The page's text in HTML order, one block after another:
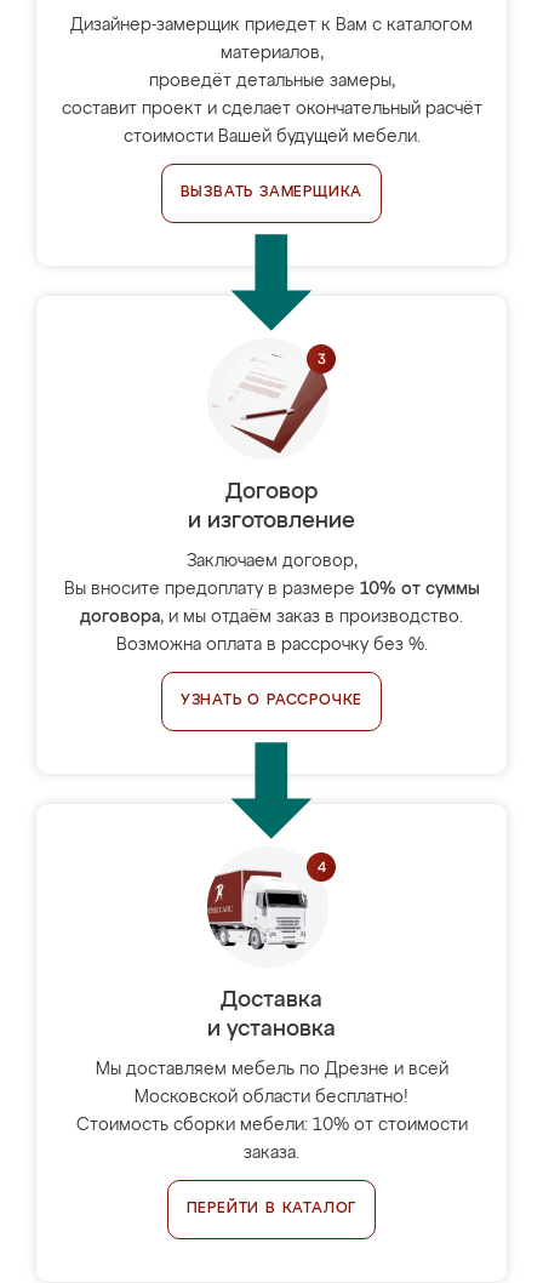
Дизайнер-замерщик приедет к Вам с каталогом
материалов,
проведёт детальные замеры,
составит проект и сделает окончательный расчёт
стоимости Вашей будущей мебели.
ВЫЗВАТЬ ЗАМЕРЩИКА
Договор
и изготовление
Заключаем договор,
Вы вносите предоплату в размере 10% от суммы
договора, и мы отдаём заказ в производство.
Возможна оплата в рассрочку без %.
УЗНАТЬ О РАССРОЧКЕ
Доставка
и установка
Мы доставляем мебель по Дрезне и всей
Московской области бесплатно!
Стоимость сборки мебели: 10% от стоимости
заказа.
ПЕРЕЙТИ В КАТАЛОГ